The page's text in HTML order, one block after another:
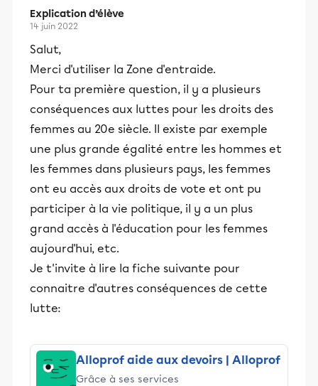
Explication d’élève
14 juin 2022
Salut,
Merci d'utiliser la Zone d'entraide.
Pour ta première question, il y a plusieurs
conséquences aux luttes pour les droits des
femmes au 20e siècle. Il existe par exemple
une plus grande égalité entre les hommes et
les femmes dans plusieurs pays, les femmes
ont eu accès aux droits de vote et ont pu
participer à la vie politique, il y a un plus
grand accès à l'éducation pour les femmes
aujourd'hui, etc.
Je t'invite à lire la fiche suivante pour
connaitre d'autres conséquences de cette
lutte:
Alloprof aide aux devoirs | Alloprof
Grâce à ses services